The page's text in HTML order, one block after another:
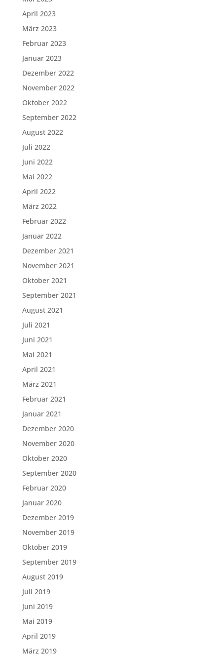
April 2023
März 2023
Februar 2023
Januar 2023
Dezember 2022
November 2022
Oktober 2022
September 2022
August 2022
Juli 2022
Juni 2022
Mai 2022
April 2022
März 2022
Februar 2022
Januar 2022
Dezember 2021
November 2021
Oktober 2021
September 2021
August 2021
Juli 2021
Juni 2021
Mai 2021
April 2021
März 2021
Februar 2021
Januar 2021
Dezember 2020
November 2020
Oktober 2020
September 2020
Februar 2020
Januar 2020
Dezember 2019
November 2019
Oktober 2019
September 2019
August 2019
Juli 2019
Juni 2019
Mai 2019
April 2019
März 2019